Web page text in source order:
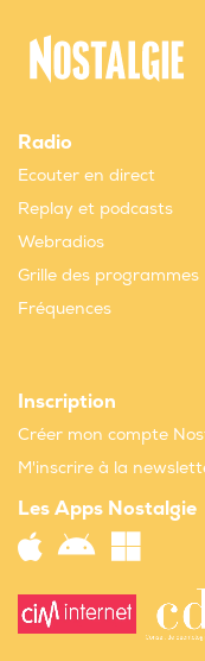
Radio
Ecouter en direct
Replay et podcasts
Webradios
Grille des programmes
Fréquences
Inscription
Créer mon compte
M'inscrire à la
Les Apps Nostalgie